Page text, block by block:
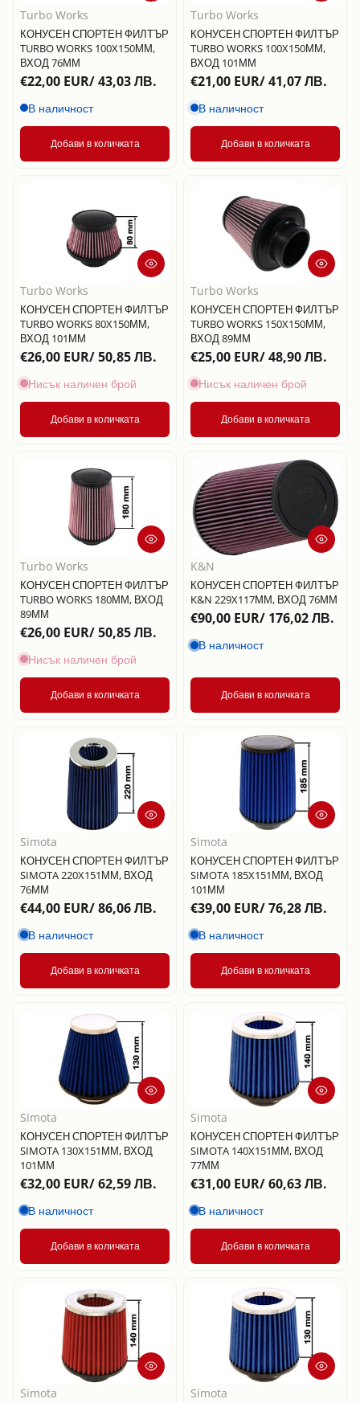
Turbo Works
КОНУСЕН СПОРТЕН ФИЛТЪР
TURBO WORKS 100X150ММ,
ВХОД 76ММ
€22,00 EUR/ 43,03 ЛВ.
В наличност
Добави в количката
Turbo Works
КОНУСЕН СПОРТЕН ФИЛТЪР
TURBO WORKS 100X150ММ,
ВХОД 101ММ
€21,00 EUR/ 41,07 ЛВ.
В наличност
Добави в количката
Turbo Works
КОНУСЕН СПОРТЕН ФИЛТЪР
TURBO WORKS 80X150ММ,
ВХОД 101ММ
€26,00 EUR/ 50,85 ЛВ.
Нисък наличен брой
Добави в количката
Turbo Works
КОНУСЕН СПОРТЕН ФИЛТЪР
TURBO WORKS 150X150ММ,
ВХОД 89ММ
€25,00 EUR/ 48,90 ЛВ.
Нисък наличен брой
Добави в количката
Turbo Works
КОНУСЕН СПОРТЕН ФИЛТЪР
TURBO WORKS 180ММ, ВХОД
89ММ
€26,00 EUR/ 50,85 ЛВ.
Нисък наличен брой
Добави в количката
K&N
КОНУСЕН СПОРТЕН ФИЛТЪР
K&N 229X117ММ, ВХОД 76ММ
€90,00 EUR/ 176,02 ЛВ.
В наличност
Добави в количката
Simota
КОНУСЕН СПОРТЕН ФИЛТЪР
SIMOTA 220X151ММ, ВХОД
76ММ
€44,00 EUR/ 86,06 ЛВ.
В наличност
Добави в количката
Simota
КОНУСЕН СПОРТЕН ФИЛТЪР
SIMOTA 185X151ММ, ВХОД
101ММ
€39,00 EUR/ 76,28 ЛВ.
В наличност
Добави в количката
Simota
КОНУСЕН СПОРТЕН ФИЛТЪР
SIMOTA 130X151ММ, ВХОД
101ММ
€32,00 EUR/ 62,59 ЛВ.
В наличност
Добави в количката
Simota
КОНУСЕН СПОРТЕН ФИЛТЪР
SIMOTA 140X151ММ, ВХОД
77ММ
€31,00 EUR/ 60,63 ЛВ.
В наличност
Добави в количката
Simota Simota